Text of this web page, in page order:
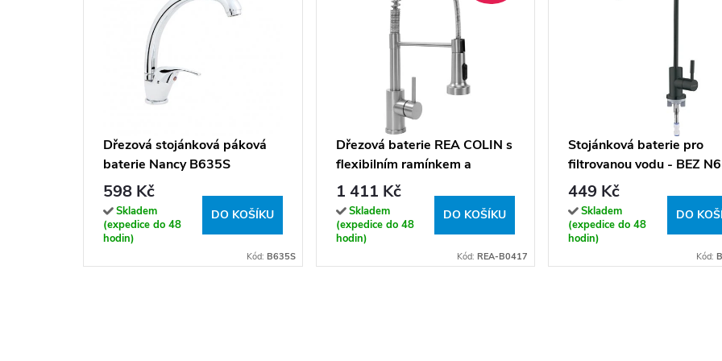
Dřezová stojánková páková
baterie Nancy B635S
598 Kč
Skladem
(expedice do 48
hodin)
DO KOŠÍKU
Kód: B635S
Dřezová baterie REA COLIN s
flexibilním ramínkem a
sprškou, kartáčovaný nikl
1 411 Kč
Skladem
(expedice do 48
hodin)
DO KOŠÍKU
Kód: REA-B0417
Stojánková baterie pro
filtrovanou vodu - BEZ
449 Kč
Skladem
(expedice do 48
hodin)
DO
Kód: